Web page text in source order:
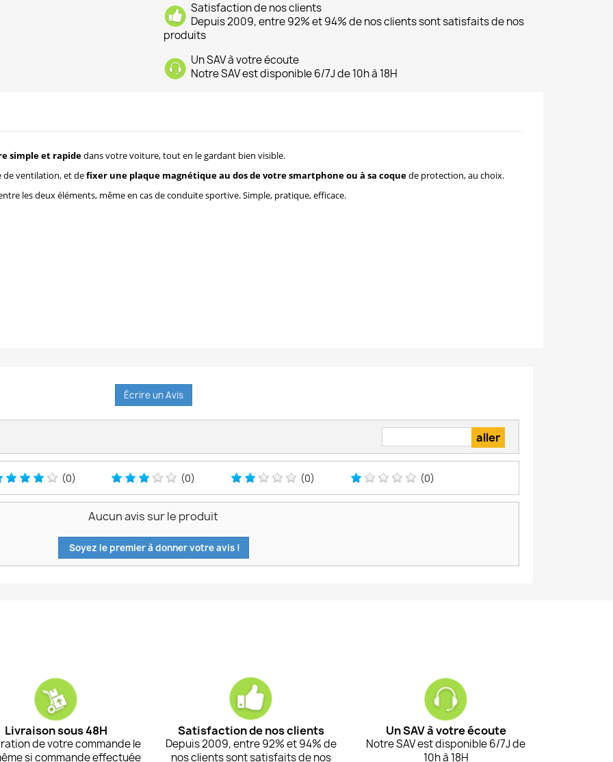
Satisfaction de nos clients
Depuis 2009, entre 92% et 94% de nos clients sont satisfaits de nos
produits
Un SAV à votre écoute
Notre SAV est disponible 6/7J de 10h à 18H
simple et rapidedans votre voiture, tout en le gardant bien visible.
de ventilation, et defixer une plaque magnétique au dos de votre smartphone ou à sa coquede protection, au choix.
les deux éléments, même en cas de conduite sportive. Simple, pratique, efficace.
Écrire un Avis
(0) (0) (0) (0)
Aucun avis sur le produit
Soyez le premier à donner votre avis !
Livraison sous 48H
de votre commande le
si commande effectuée
Satisfaction de nos clients
Depuis 2009, entre 92% et 94% de
nos clients sont satisfaits de nos
Un SAV à votre écoute
Notre SAV est disponible 6/7J de
10h à 18H